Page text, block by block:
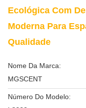
Ecológica Com
Moderna Para
Qualidade
Nome Da Marca:
MGSCENT
Número Do Modelo: